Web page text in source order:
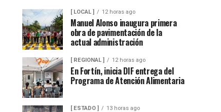
[ LOCAL ] 12 horas ago
Manuel Alonso inaugura primera
obra de pavimentación de la
actual administración
[ REGIONAL ] 12 horas ago
En Fortín, inicia DIF entrega del
Programa de Atención Alimentaria
[ ESTADO ] 13 horas ago